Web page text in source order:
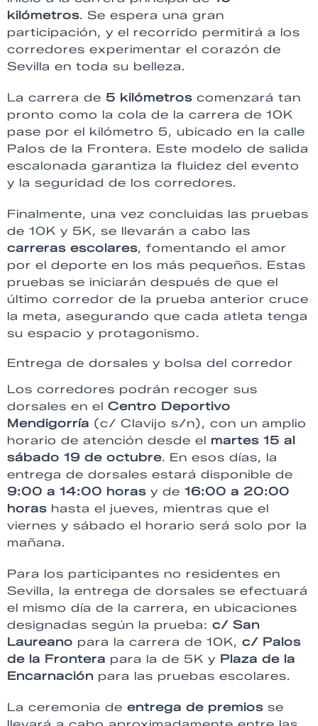
kilómetros. Se espera una gran
participación, y el recorrido permitirá a los
corredores experimentar el corazón de
Sevilla en toda su belleza.
La carrera de 5 kilómetros comenzará tan
pronto como la cola de la carrera de 10K
pase por el kilómetro 5, ubicado en la calle
Palos de la Frontera. Este modelo de salida
escalonada garantiza la fluidez del evento
y la seguridad de los corredores.
Finalmente, una vez concluidas las pruebas
de 10K y 5K, se llevarán a cabo las
carreras escolares, fomentando el amor
por el deporte en los más pequeños. Estas
pruebas se iniciarán después de que el
último corredor de la prueba anterior cruce
la meta, asegurando que cada atleta tenga
su espacio y protagonismo.
Entrega de dorsales y bolsa del corredor
Los corredores podrán recoger sus
dorsales en el Centro Deportivo
Mendigorría (c/ Clavijo s/n), con un amplio
horario de atención desde el martes 15 al
sábado 19 de octubre. En esos días, la
entrega de dorsales estará disponible de
9:00 a 14:00 horas y de 16:00 a 20:00
horas hasta el jueves, mientras que el
viernes y sábado el horario será solo por la
mañana.
Para los participantes no residentes en
Sevilla, la entrega de dorsales se efectuará
el mismo día de la carrera, en ubicaciones
designadas según la prueba: c/ San
Laureano para la carrera de 10K, c/ Palos
de la Frontera para la de 5K y Plaza de la
Encarnación para las pruebas escolares.
La ceremonia de entrega de premios se